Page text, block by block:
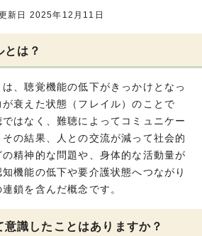
日 2025年12月11日
とは？
、聴覚機能の低下がきっかけとなっ
衰えた状態（フレイル）のことで
はなく、難聴によってコミュニケー
の結果、人との交流が減って社会的
精神的な問題や、身体的な活動量が
機能の低下や要介護状態へつながり
鎖を含んだ概念です。
意識したことはありますか？